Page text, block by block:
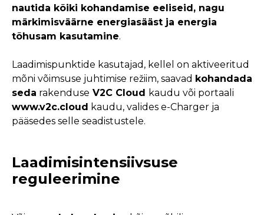
nautida kõiki kohandamise eeliseid, nagu
märkimisväärne energiasääst ja energia
tõhusam kasutamine.
Laadimispunktide kasutajad, kellel on aktiveeritud
mõni võimsuse juhtimise režiim, saavad kohandada
seda rakenduse V2C Cloud kaudu või portaali
www.v2c.cloud kaudu, valides e-Charger ja
pääsedes selle seadistustele.
Laadimisintensiivsuse
reguleerimine